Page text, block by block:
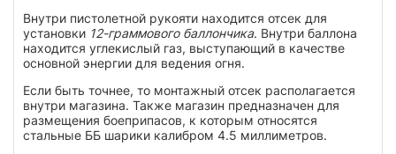
Внутри пистолетной рукояти находится отсек для
установки 12-граммового баллончика. Внутри баллона
находится углекислый газ, выступающий в качестве
основной энергии для ведения огня.
Если быть точнее, то монтажный отсек располагается
внутри магазина. Также магазин предназначен для
размещения боеприпасов, к которым относятся
стальные ББ шарики калибром 4.5 миллиметров.